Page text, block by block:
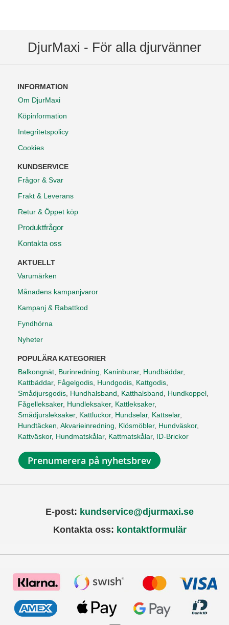
DjurMaxi - För alla djurvänner
INFORMATION
Om DjurMaxi
Köpinformation
Integritetspolicy
Cookies
KUNDSERVICE
Frågor & Svar
Frakt & Leverans
Retur & Öppet köp
Produktfrågor
Kontakta oss
AKTUELLT
Varumärken
Månadens kampanjvaror
Kampanj & Rabattkod
Fyndhörna
Nyheter
POPULÄRA KATEGORIER
Balkongnät, Burinredning, Kaninburar, Hundbäddar,
Kattbäddar, Fågelgodis, Hundgodis, Kattgodis,
Smådjursgodis, Hundhalsband, Katthalsband, Hundkoppel,
Fågelleksaker, Hundleksaker, Kattleksaker,
Smådjursleksaker, Kattluckor, Hundselar, Kattselar,
Hundtäcken, Akvarieinredning, Klösmöbler, Hundväskor,
Kattväskor, Hundmatskålar, Kattmatskålar, ID-Brickor
Prenumerera på nyhetsbrev
E-post: kundservice@djurmaxi.se
Kontakta oss: kontaktformulär